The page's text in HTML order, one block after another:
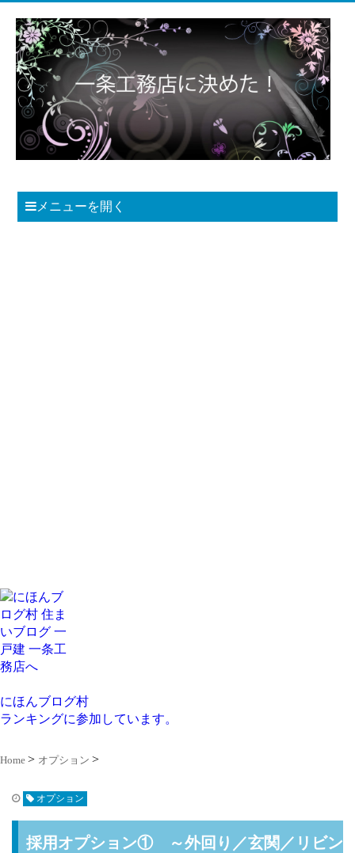
メニューを開く
にほんブログ村
ランキングに参加しています。
Home オプション
オプション
採用オプション① ～外回り／玄関／リビン